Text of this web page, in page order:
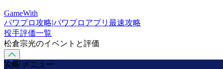
GameWith
パワプロ攻略|パワプロアプリ最速攻略
投手評価一覧
松倉宗光のイベントと評価
攻略 メニュー